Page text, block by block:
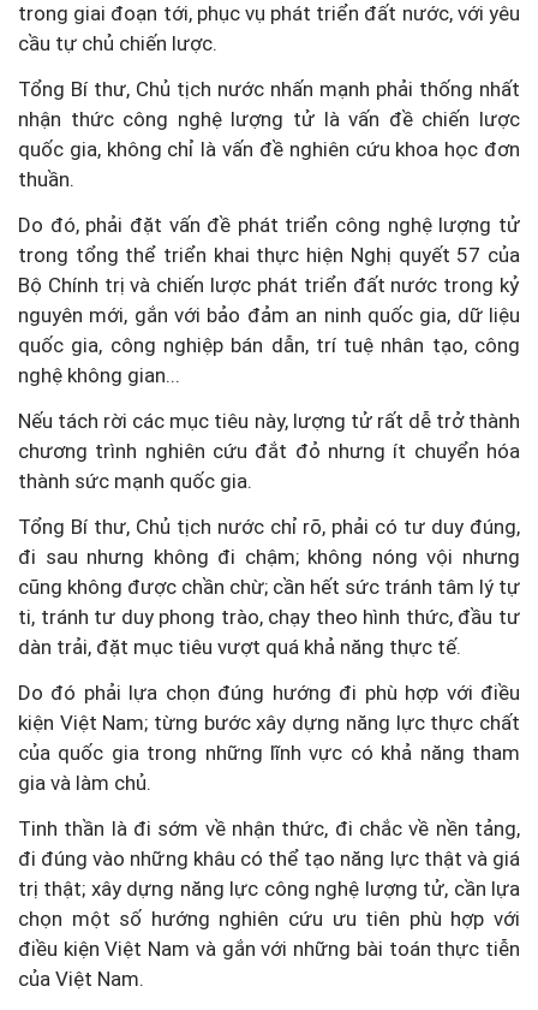
trong giai đoạn tới, phục vụ phát triển đất nước, với yêu
cầu tự chủ chiến lược.
Tổng Bí thư, Chủ tịch nước nhấn mạnh phải thống nhất
nhận thức công nghệ lượng tử là vấn đề chiến lược
quốc gia, không chỉ là vấn đề nghiên cứu khoa học đơn
thuần.
Do đó, phải đặt vấn đề phát triển công nghệ lượng tử
trong tổng thể triển khai thực hiện Nghị quyết 57 của
Bộ Chính trị và chiến lược phát triển đất nước trong kỷ
nguyên mới, gắn với bảo đảm an ninh quốc gia, dữ liệu
quốc gia, công nghiệp bán dẫn, trí tuệ nhân tạo, công
nghệ không gian...
Nếu tách rời các mục tiêu này, lượng tử rất dễ trở thành
chương trình nghiên cứu đắt đỏ nhưng ít chuyển hóa
thành sức mạnh quốc gia.
Tổng Bí thư, Chủ tịch nước chỉ rõ, phải có tư duy đúng,
đi sau nhưng không đi chậm; không nóng vội nhưng
cũng không được chần chừ; cần hết sức tránh tâm lý tự
ti, tránh tư duy phong trào, chạy theo hình thức, đầu tư
dàn trải, đặt mục tiêu vượt quá khả năng thực tế.
Do đó phải lựa chọn đúng hướng đi phù hợp với điều
kiện Việt Nam; từng bước xây dựng năng lực thực chất
của quốc gia trong những lĩnh vực có khả năng tham
gia và làm chủ.
Tinh thần là đi sớm về nhận thức, đi chắc về nền tảng,
đi đúng vào những khâu có thể tạo năng lực thật và giá
trị thật; xây dựng năng lực công nghệ lượng tử, cần lựa
chọn một số hướng nghiên cứu ưu tiên phù hợp với
điều kiện Việt Nam và gắn với những bài toán thực tiễn
của Việt Nam.